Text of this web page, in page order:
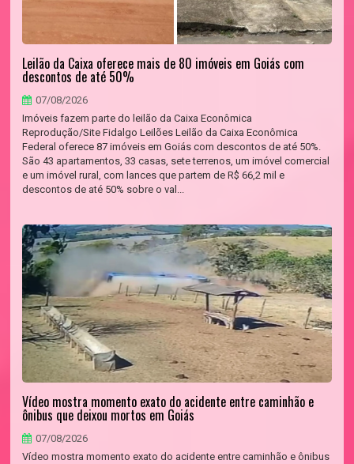
Leilão da Caixa oferece mais de 80 imóveis em Goiás com
descontos de até 50%
07/08/2026
Imóveis fazem parte do leilão da Caixa Econômica
Reprodução/Site Fidalgo Leilões Leilão da Caixa Econômica
Federal oferece 87 imóveis em Goiás com descontos de até 50%.
São 43 apartamentos, 33 casas, sete terrenos, um imóvel comercial
e um imóvel rural, com lances que partem de R$ 66,2 mil e
descontos de até 50% sobre o val...
Vídeo mostra momento exato do acidente entre caminhão e
ônibus que deixou mortos em Goiás
07/08/2026
Vídeo mostra momento exato do acidente entre caminhão e ônibus